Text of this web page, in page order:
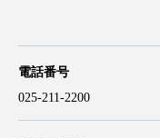
電話番号
025-211-2200